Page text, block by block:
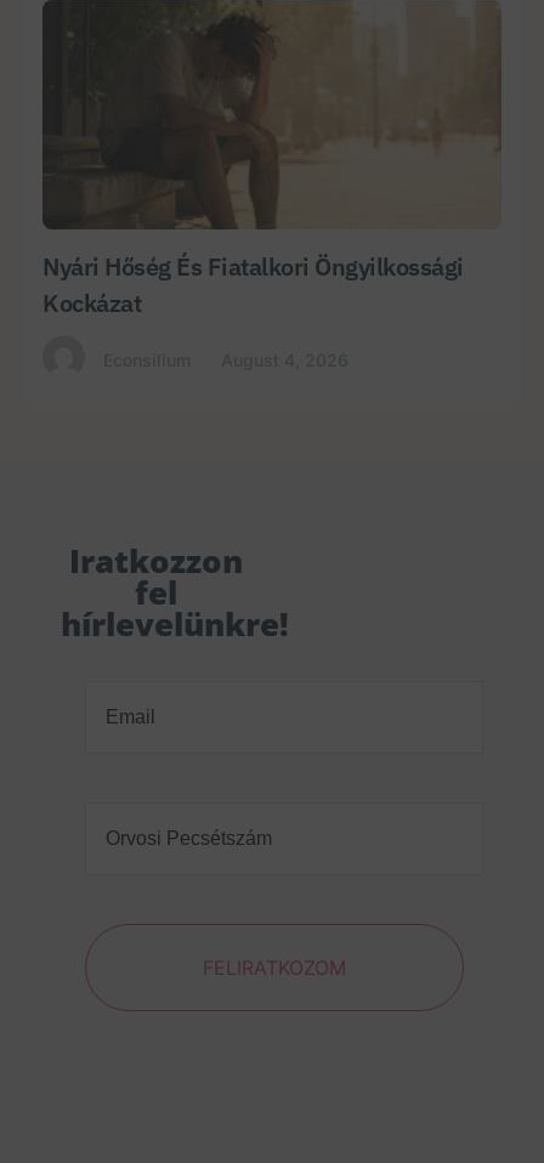
Nyári Hőség És Fiatalkori Öngyilkossági
Kockázat
Iratkozzon
fel
hírlevelünkre!
Pecsétszám(Required)
FELIRATKOZOM